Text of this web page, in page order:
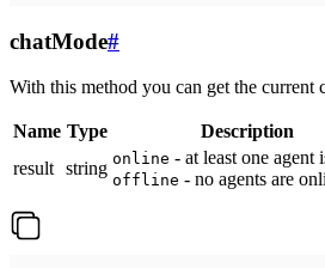
chatMode#
With this method you can get the current
Name Type
Description
result string online - at least one agent
offline - no agents are